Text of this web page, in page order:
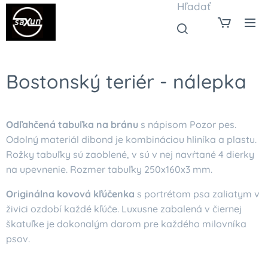
Hľadať
Bostonský teriér - nálepka
Odľahčená tabuľka na bránu s nápisom Pozor pes.
Odolný materiál dibond je kombináciou hliníka a plastu.
Rožky tabuľky sú zaoblené, v sú v nej navŕtané 4 dierky
na upevnenie. Rozmer tabuľky 250x160x3 mm.
Originálna kovová kľúčenka s portrétom psa zaliatym v
živici ozdobí každé kľúče. Luxusne zabalená v čiernej
škatuľke je dokonalým darom pre každého milovníka
psov.